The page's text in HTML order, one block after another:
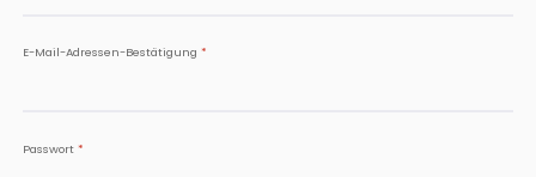
E-Mail-Adressen-Bestätigung *
Passwort *